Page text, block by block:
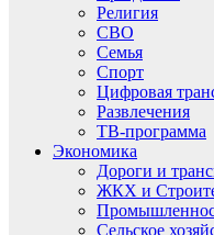
Религия
СВО
Семья
Спорт
Цифровая
Развлечения
ТВ-программа
Экономика
Дороги и
ЖКХ и
Сельское